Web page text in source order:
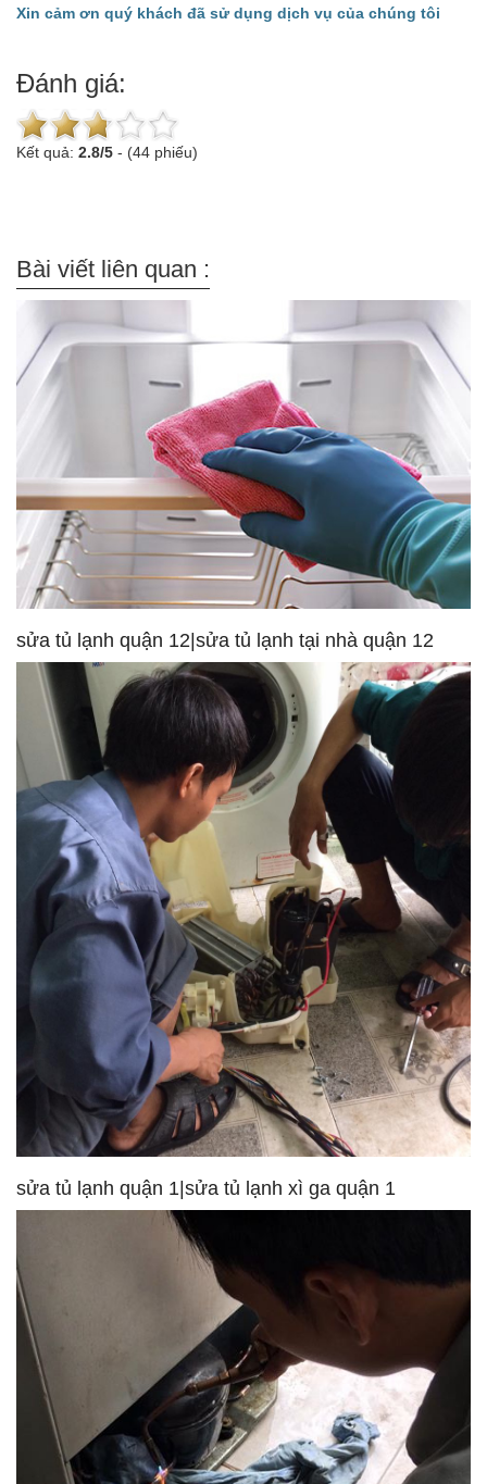
Xin cảm ơn quý khách đã sử dụng dịch vụ của chúng tôi
Đánh giá:
Kết quả: 2.8/5 - (44 phiếu)
Bài viết liên quan :
sửa tủ lạnh quận 12|sửa tủ lạnh tại nhà quận 12
sửa tủ lạnh quận 1|sửa tủ lạnh xì ga quận 1